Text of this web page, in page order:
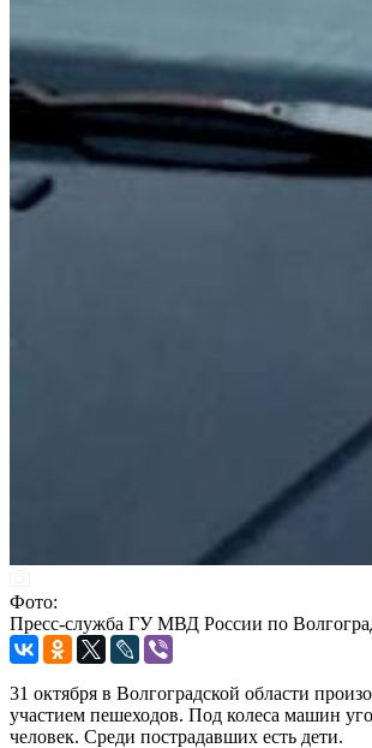
Фото:
Пресс-служба ГУ МВД России по
31 октября в Волгоградской области
участием пешеходов. Под колеса машин
человек. Среди пострадавших есть дети.